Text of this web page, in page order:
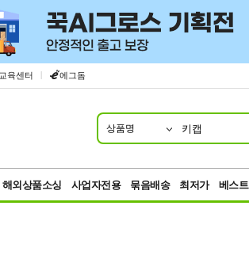
교육센터 | 에그돔
상품명
해외상품소싱 사업자전용 묶음배송 최저가 베스트